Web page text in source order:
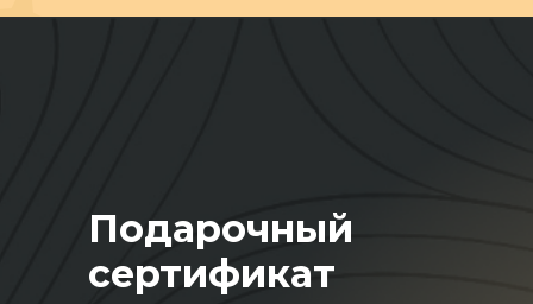
Подарочный
сертификат